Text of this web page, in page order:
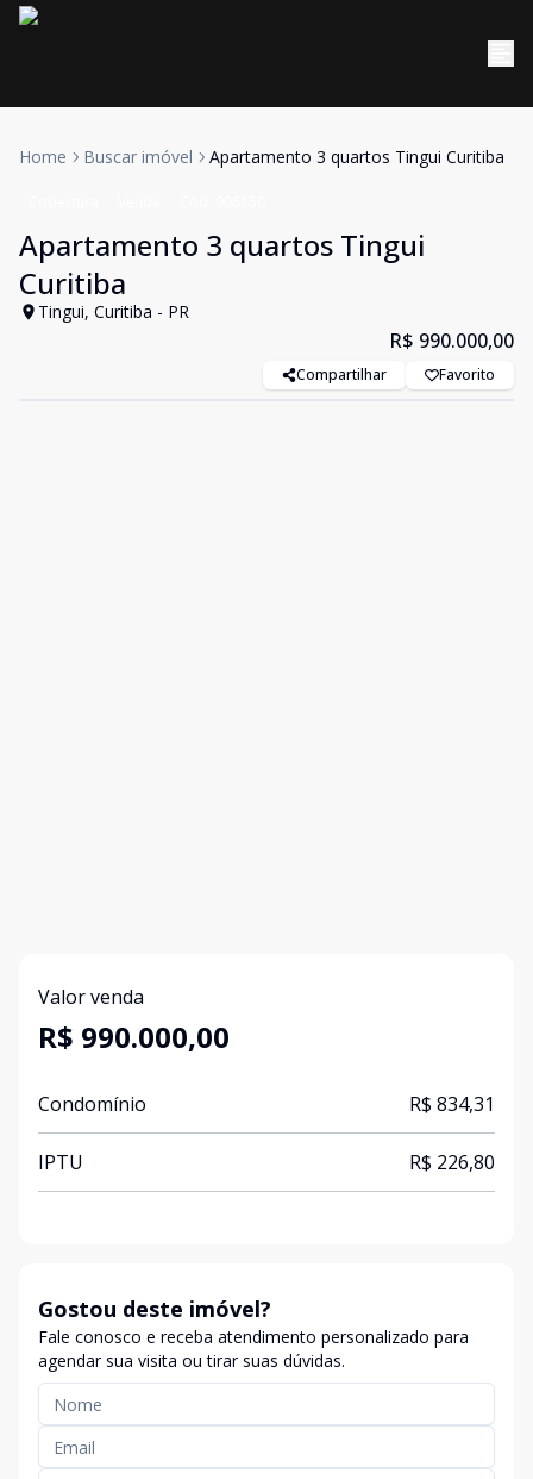
Home Buscar imóvel Apartamento 3 quartos Tingui Curitiba
Apartamento 3 quartos Tingui
Curitiba
Tingui, Curitiba - PR
R$ 990.000,00
Compartilhar Favorito
Valor venda
R$ 990.000,00
Condomínio R$ 834,31
IPTU R$ 226,80
Gostou deste imóvel?
Fale conosco e receba atendimento personalizado para
agendar sua visita ou tirar suas dúvidas.